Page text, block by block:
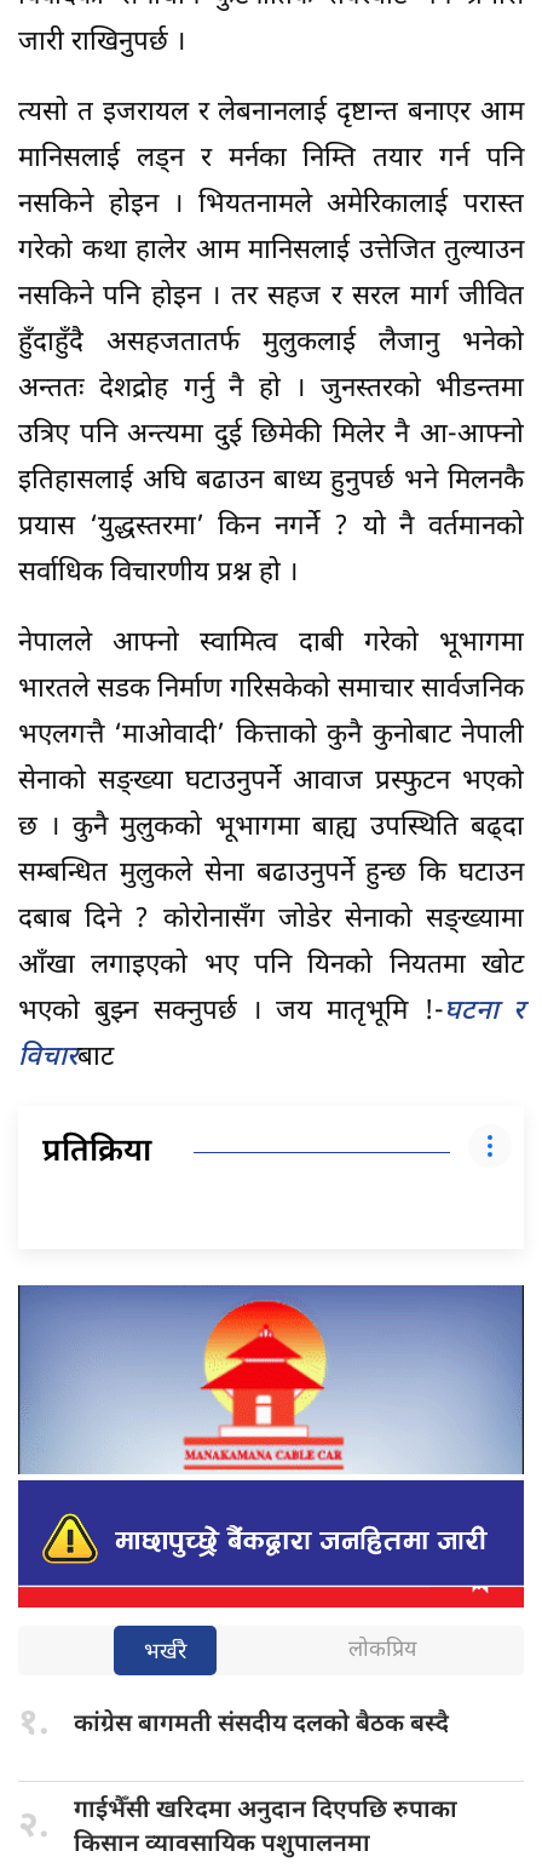
जारी राखिनुपर्छ ।
त्यसो त इजरायल र लेबनानलाई दृष्टान्त बनाएर आम
मानिसलाई लड्न र मर्नका निम्ति तयार गर्न पनि
नसकिने होइन । भियतनामले अमेरिकालाई परास्त
गरेको कथा हालेर आम मानिसलाई उत्तेजित तुल्याउन
नसकिने पनि होइन । तर सहज र सरल मार्ग जीवित
हुँदाहुँदै असहजतातर्फ मुलुकलाई लैजानु भनेको
अन्ततः देशद्रोह गर्नु नै हो । जुनस्तरको भीडन्तमा
उत्रिए पनि अन्त्यमा दुई छिमेकी मिलेर नै आ-आफ्नो
इतिहासलाई अघि बढाउन बाध्य हुनुपर्छ भने मिलनकै
प्रयास ‘युद्धस्तरमा’ किन नगर्ने ? यो नै वर्तमानको
सर्वाधिक विचारणीय प्रश्न हो ।
नेपालले आफ्नो स्वामित्व दाबी गरेको भूभागमा
भारतले सडक निर्माण गरिसकेको समाचार सार्वजनिक
भएलगत्तै ‘माओवादी’ कित्ताको कुनै कुनोबाट नेपाली
सेनाको सङ्ख्या घटाउनुपर्ने आवाज प्रस्फुटन भएको
छ । कुनै मुलुकको भूभागमा बाह्य उपस्थिति बढ्दा
सम्बन्धित मुलुकले सेना बढाउनुपर्ने हुन्छ कि घटाउन
दबाब दिने ? कोरोनासँग जोडेर सेनाको सङ्ख्यामा
आँखा लगाइएको भए पनि यिनको नियतमा खोट
भएको बुझ्न सक्नुपर्छ । जय मातृभूमि !-घटना र
विचारबाट
प्रतिक्रिया
भर्खरै लोकप्रिय
१. कांग्रेस बागमतीसंसदीय दलको बैठक बस्दै
२. गाईभैँसी खरिदमाअनुदान दिएपछि रुपाका
किसान व्यावसायिक पशुपालनमा